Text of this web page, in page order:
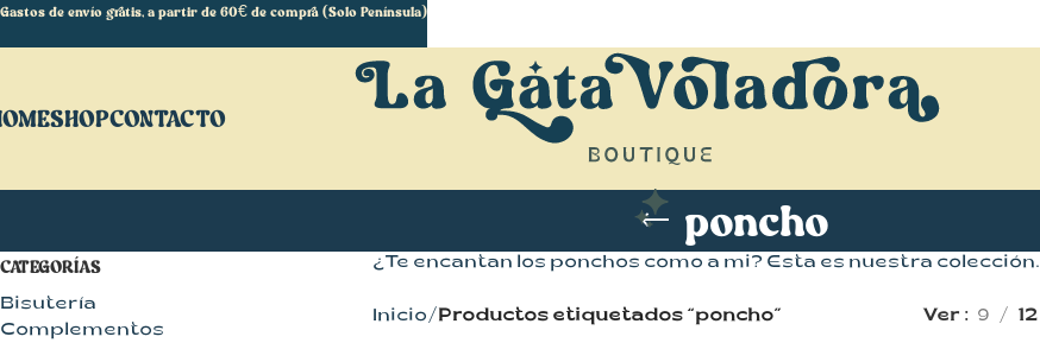
SHOPCONTACTO
poncho
CATEGORÍAS
Bisutería
Complementos
¿Te encantan los ponchos como a mi? Esta es nuestra colección.
Inicio Productos etiquetados “poncho” Ver 9 12
Gastos de envío gratis, a partir de 60€ de compra (Solo Península)